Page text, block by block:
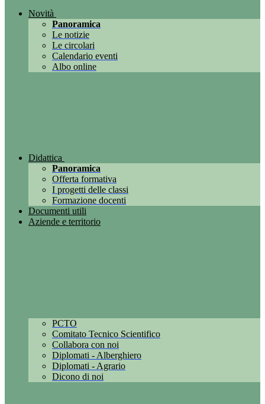
Novità
Panoramica
Le notizie
Le circolari
Calendario eventi
Albo online
Didattica
Panoramica
Offerta formativa
I progetti delle classi
Formazione docenti
Documenti utili
Aziende e territorio
PCTO
Comitato Tecnico Scientifico
Collabora con noi
Diplomati - Alberghiero
Diplomati - Agrario
Dicono di noi